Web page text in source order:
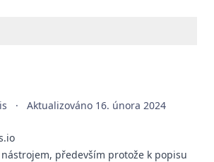
· Aktualizováno 16. února 2024
především protože k popisu